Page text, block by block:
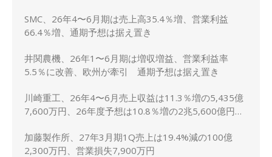
SMC、26年4〜6月期は売上高35.4％増、営業利益
66.4％増、通期予想は据え置き
井関農機、26年1〜6月期は増収増益、営業利益率
5.5％に改善、欧州が牽引 通期予想は据え置き
川崎重工、26年4〜6月売上収益は11.3％増の5,435億
7,600万円、26年度予想は10.8％増の2兆5,600億円に
加藤製作所、27年3月期1Q売上は19.4%減の100億
2,300万円、営業損失7,900万円